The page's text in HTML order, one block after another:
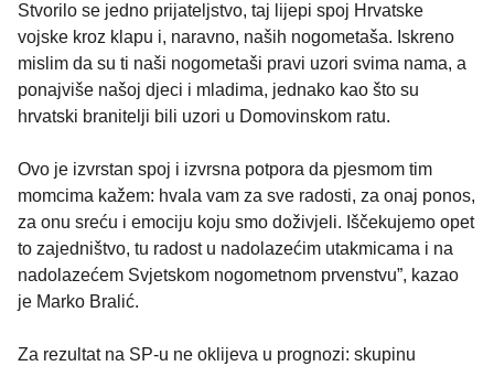
Stvorilo se jedno prijateljstvo, taj lijepi spoj Hrvatske
vojske kroz klapu i, naravno, naših nogometaša. Iskreno
mislim da su ti naši nogometaši pravi uzori svima nama, a
ponajviše našoj djeci i mladima, jednako kao što su
hrvatski branitelji bili uzori u Domovinskom ratu.
Ovo je izvrstan spoj i izvrsna potpora da pjesmom tim
momcima kažem: hvala vam za sve radosti, za onaj ponos,
za onu sreću i emociju koju smo doživjeli. Iščekujemo opet
to zajedništvo, tu radost u nadolazećim utakmicama i na
nadolazećem Svjetskom nogometnom prvenstvu”, kazao
je Marko Bralić.
Za rezultat na SP-u ne oklijeva u prognozi: skupinu